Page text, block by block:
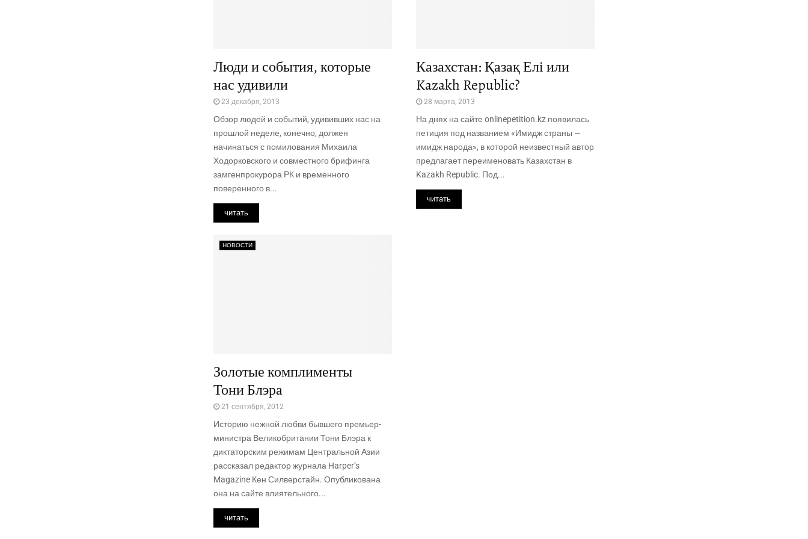
Люди и события, которые
нас удивили
23 декабря, 2013
Обзор людей и событий, удививших нас на
прошлой неделе, конечно, должен
начинаться с помилования Михаила
Ходорковского и совместного брифинга
замгенпрокурора РК и временного
поверенного в...
читать
Казахстан: Қазақ Елі или
Kazakh Republic?
28 марта, 2013
На днях на сайте onlinepetition.kz появилась
петиция под названием «Имидж страны —
имидж народа», в которой неизвестный автор
предлагает переименовать Казахстан в
Kazakh Republic. Под...
читать
НОВОСТИ
Золотые комплименты
Тони Блэра
21 сентября, 2012
Историю нежной любви бывшего премьер-
министра Великобритании Тони Блэра к
диктаторским режимам Центральной Азии
рассказал редактор журнала Harper’s
Magazine Кен Силверстайн. Опубликована
она на сайте влиятельного...
читать